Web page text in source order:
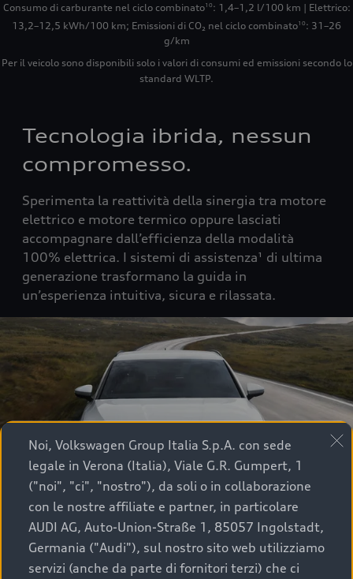
Consumo di carburante nel ciclo combinato10 : 1,4–1,2 l/100 km | Elettrico:
13,2–12,5 kWh/100 km; Emissioni di CO₂ nel ciclo combinato10 : 31–26
g/km
Per il veicolo sono disponibili solo i valori di consumi ed emissioni secondo lo
standard WLTP.
Tecnologia ibrida, nessun
compromesso.
Sperimenta la reattività della sinergia tra motore
elettrico e motore termico oppure lasciati
accompagnare dall’efficienza della modalità
100% elettrica. I sistemi di assistenza¹ di ultima
generazione trasformano la guida in
un’esperienza intuitiva, sicura e rilassata.
Noi, Volkswagen Group Italia S.p.A. con sede
legale in Verona (Italia), Viale G.R. Gumpert, 1
("noi", "ci", "nostro"), da soli o in collaborazione
con le nostre affiliate e partner, in particolare
AUDI AG, Auto-Union-Straße 1, 85057 Ingolstadt,
Germania ("Audi"), sul nostro sito web utilizziamo
servizi (anche da parte di fornitori terzi) che ci